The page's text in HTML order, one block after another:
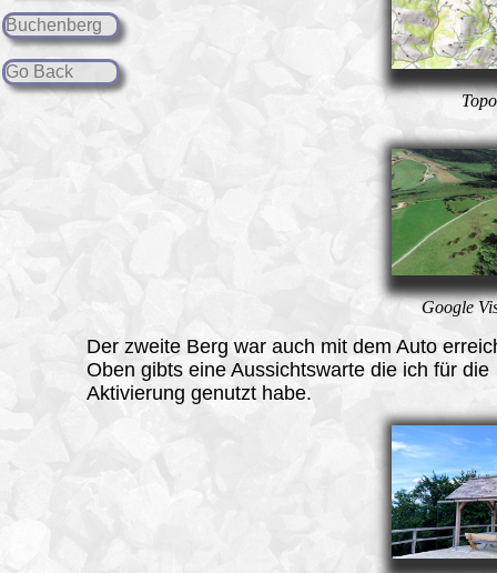
Buchenberg
Go Back
Google
Der zweite Berg war auch mit dem Auto
Oben gibts eine Aussichtswarte die ich für die
Aktivierung genutzt habe.